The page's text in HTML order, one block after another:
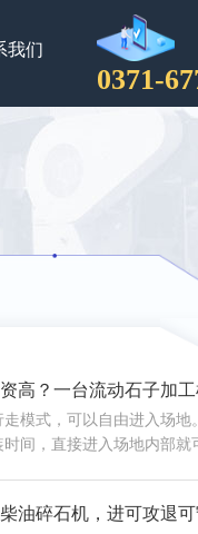
0371-
我们
模式，可以自由进入场地
间，直接进入场地内部就
油碎石机，进可攻退